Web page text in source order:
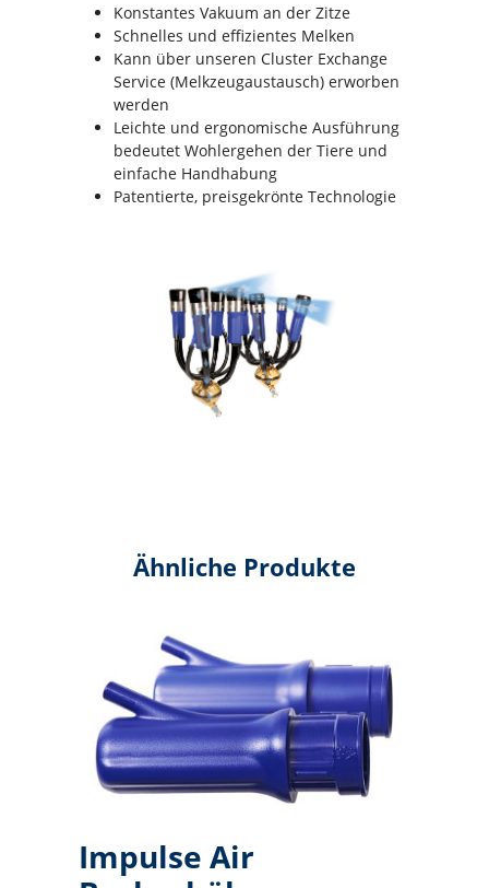
Konstantes Vakuum an der Zitze
Schnelles und effizientes Melken
Kann über unseren Cluster Exchange
Service (Melkzeugaustausch) erworben
werden
Leichte und ergonomische Ausführung
bedeutet Wohlergehen der Tiere und
einfache Handhabung
Patentierte, preisgekrönte Technologie
Ähnliche Produkte
Impulse Air